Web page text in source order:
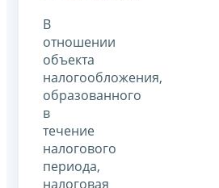
В
отношении
объекта
налогообложения,
образованного
в
течение
налогового
периода,
налоговая